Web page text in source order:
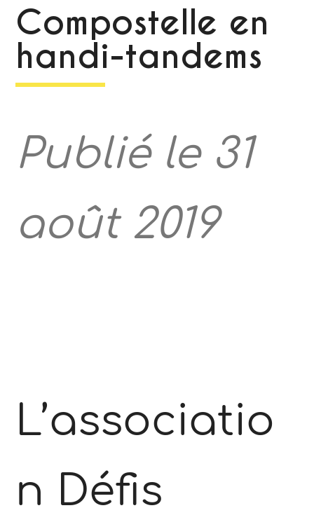
Compostelle en
handi-tandems
Publié le 31
août 2019
L’associatio
n Défis